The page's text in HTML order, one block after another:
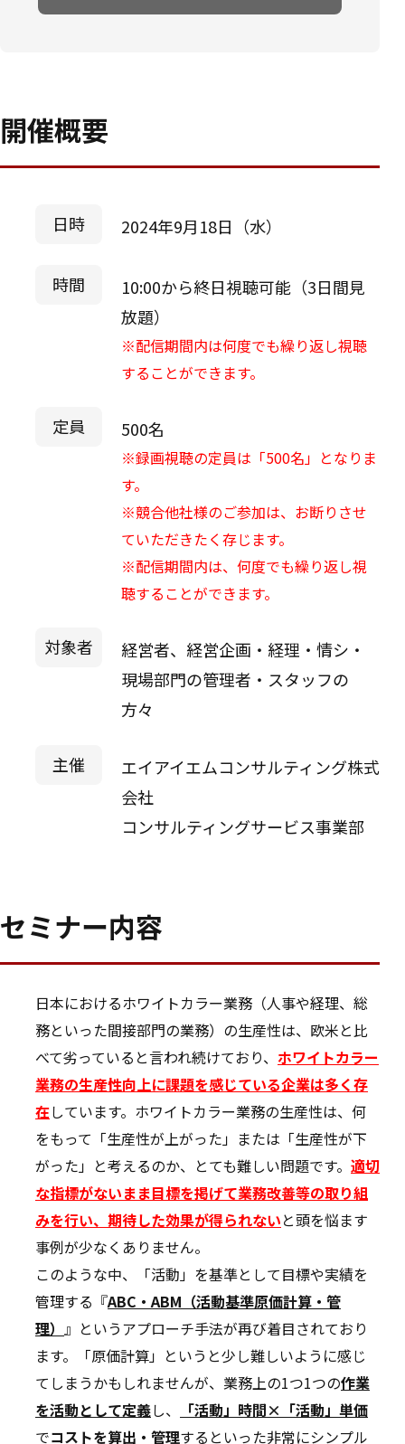
開催概要
日時 2024年9月18日（水）
時間
10:00から終日視聴可能（3日間見
放題）
※配信期間内は何度でも繰り返し視聴
することができます。
定員 500名
※録画視聴の定員は「500名」となりま
す。
※競合他社様のご参加は、お断りさせ
ていただきたく存じます。
※配信期間内は、何度でも繰り返し視
聴することができます。
対象者
経営者、経営企画・経理・情シ・
現場部門の管理者・スタッフの
方々
主催
エイアイエムコンサルティング株式
会社
コンサルティングサービス事業部
セミナー内容
日本におけるホワイトカラー業務（人事や経理、総
務といった間接部門の業務）の生産性は、欧米と比
べて劣っていると言われ続けており、 ホワイトカラー
業務の生産性向上に課題を感じている企業は多く存
在しています。ホワイトカラー業務の生産性は、何
をもって「生産性が上がった」または「生産性が下
がった」と考えるのか、とても難しい問題です。 適切
な指標がないまま目標を掲げて業務改善等の取り組
みを行い、期待した効果が得られないと頭を悩ます
事例が少なくありません。
このような中、「活動」を基準として目標や実績を
管理する『ABC・ABM（活動基準原価計算・管
理） 』というアプローチ手法が再び着目されており
ます。「原価計算」というと少し難しいように感じ
てしまうかもしれませんが、業務上の1つ1つの作業
を活動として定義し、 「活動」時間×「活動」単価
でコストを算出・管理するといった非常にシンプル